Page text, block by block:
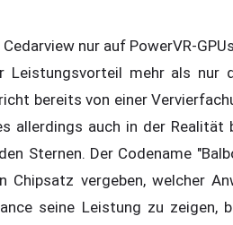
Cedarview nur auf PowerVR-
Leistungsvorteil mehr als nur
bereits von einer
allerdings auch in der Realität
Sternen. Der Codename
Chipsatz vergeben, welcher
seine Leistung zu zeigen,